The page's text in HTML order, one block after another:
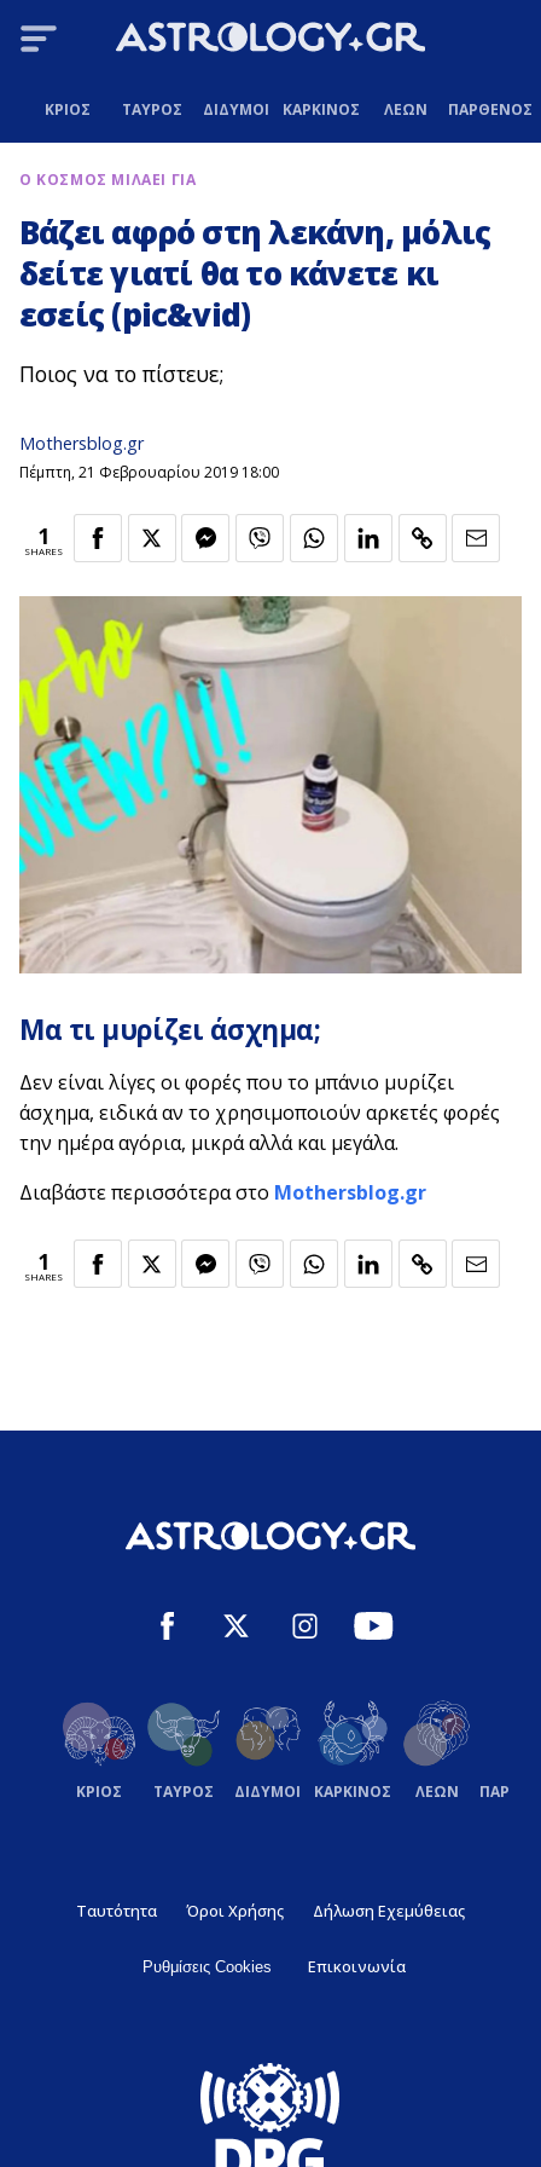
ΚΡΙΟΣ ΤΑΥΡΟΣ ΔΙΔΥΜΟΙ ΚΑΡΚΙΝΟΣ ΛΕΩΝ ΠΑΡΘΕΝΟΣ
Ο ΚΟΣΜΟΣ ΜΙΛΑΕΙ ΓΙΑ
Βάζει αφρό στη λεκάνη, μόλις
δείτε γιατί θα το κάνετε κι
εσείς (pic&vid)
Ποιος να το πίστευε;
Mothersblog.gr
Πέμπτη, 21 Φεβρουαρίου 2019 18:00
1
SHARES
Μα τι μυρίζει άσχημα;
Δεν είναι λίγες οι φορές που το μπάνιο μυρίζει
άσχημα, ειδικά αν το χρησιμοποιούν αρκετές φορές
την ημέρα αγόρια, μικρά αλλά και μεγάλα.
Διαβάστε περισσότερα στο Mothersblog.gr
1
SHARES
ΚΡΙΟΣ ΤΑΥΡΟΣ ΔΙΔΥΜΟΙ ΚΑΡΚΙΝΟΣ ΛΕΩΝ
Ταυτότητα Όροι Χρήσης Δήλωση Εχεμύθειας
Ρυθμίσεις Cookies Επικοινωνία